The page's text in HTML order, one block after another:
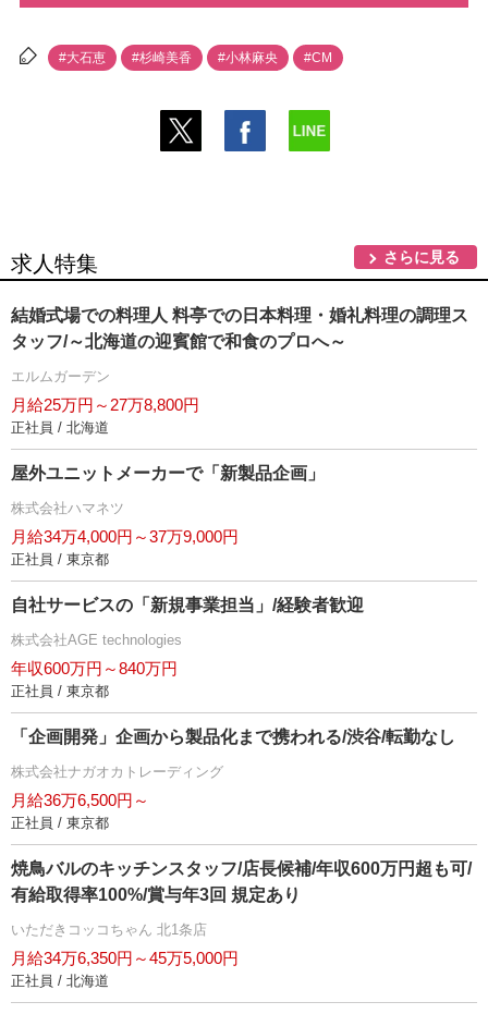
#大石恵 #杉崎美香 #小林麻央 #CM
求人特集 さらに見る
結婚式場での料理人 料亭での日本料理・婚礼料理の調理ス
タッフ/～北海道の迎賓館で和食のプロへ～
エルムガーデン
月給25万円～27万8,800円
正社員 / 北海道
屋外ユニットメーカーで「新製品企画」
株式会社ハマネツ
月給34万4,000円～37万9,000円
正社員 / 東京都
自社サービスの「新規事業担当」/経験者歓迎
株式会社AGE technologies
年収600万円～840万円
正社員 / 東京都
「企画開発」企画から製品化まで携われる/渋谷/転勤なし
株式会社ナガオカトレーディング
月給36万6,500円～
正社員 / 東京都
焼鳥バルのキッチンスタッフ/店長候補/年収600万円超も可/
有給取得率100%/賞与年3回 規定あり
いただきコッコちゃん 北1条店
月給34万6,350円～45万5,000円
正社員 / 北海道